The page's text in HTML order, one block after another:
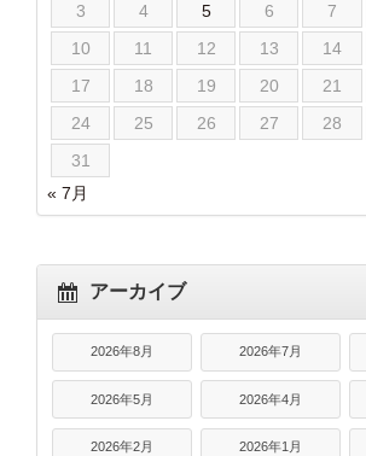
3
4 5 6 7
10
11 12 13 14
17
18 19 20 21
24
25 26 27 28
31
« 7月
アーカイブ
2026年8月 2026年7月
2026年5月 2026年4月
2026年2月 2026年1月